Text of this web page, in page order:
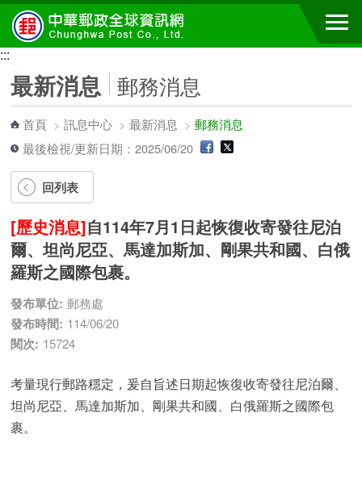
跳到主要內容區塊
:::
最新消息 郵務消息
首頁 >訊息中心 >最新消息 >郵務消息
最後檢視/更新日期：2025/06/20
回列表
[歷史消息]自114年7月1日起恢復收寄發往尼泊
爾、坦尚尼亞、馬達加斯加、剛果共和國、白俄
羅斯之國際包裹。
發布單位: 郵務處
發布時間: 114/06/20
閱次: 15724
考量現行郵路穩定，爰自旨述日期起恢復收寄發往尼泊爾、
坦尚尼亞、馬達加斯加、剛果共和國、白俄羅斯之國際包
裹。